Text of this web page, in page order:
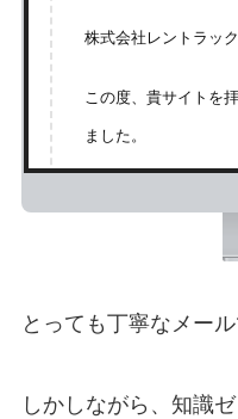
株式会社レントラッ
この度、貴サイトを
ました。
ます
とっても丁寧なメール
しかしながら、知識